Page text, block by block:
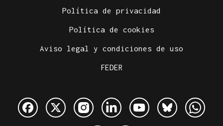
Política de privacidad
Política de cookies
Aviso legal y condiciones de uso
FEDER